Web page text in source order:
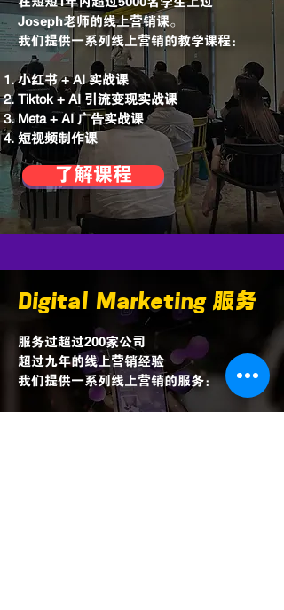
Joseph老师的线上营销课。
我们提供一系列线上营销的教学课程：
小红书 + AI 实战课
Tiktok + AI 引流变现实战课
Meta + AI 广告实战课
​短视频制作课
了解课程
​Digital Marketing 服务
服务过超过200家公司
超过九年的线上营销经验
我们提供一系列线上营销的服务：